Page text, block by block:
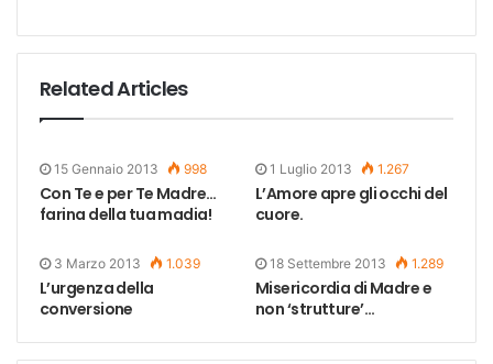
Related Articles
15 Gennaio 2013 998
Con Te e per Te Madre…
farina della tua madia!
1 Luglio 2013 1.267
L’Amore apre gli occhi del
cuore.
3 Marzo 2013 1.039
L’urgenza della
conversione
18 Settembre 2013 1.289
Misericordia di Madre e
non ‘strutture’…